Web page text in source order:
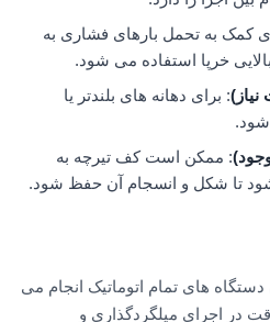
کمک به تحمل بارهای فشاری به
خرپا استفاده می شود.
: برای دهانه های بلندتر یا
شود.
: ممکن است کف تیرچه به
تا شکل و انسجام آن حفظ شود.
های تمام اتوماتیک انجام می
در اجرای میلگردگذاری و